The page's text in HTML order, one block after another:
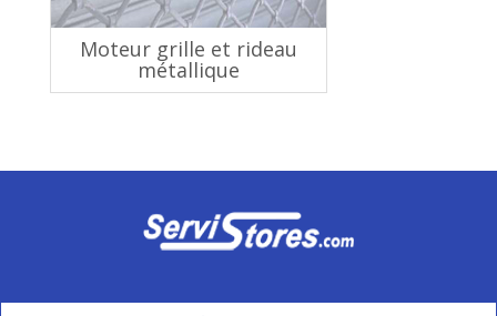
Moteur grille et rideau
métallique